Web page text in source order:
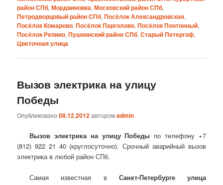
район СПб,Мордвиновка,Московский район СПб,
Петродворцовый район СПб,Посёлок Александровская,
Посёлок Комарово,Посёлок Парголово,Посёлок Понтонный,
Посёлок Репино,Пушкинский район СПб,Старый Петергоф,
Цветочная улица
Вызов электрика на улицу
Победы
Опубликовано08.12.2012авторомadmin
Вызов электрика на улицу Победы по телефону +7
(812) 922 21 40 (круглосуточно). Срочный аварийный вызов
электрика в любой район СПб.
Самая известная в Санкт-Петербурге улица